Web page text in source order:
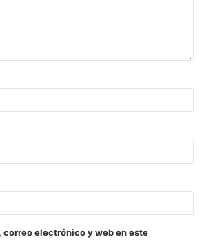
correo electrónico y web en este